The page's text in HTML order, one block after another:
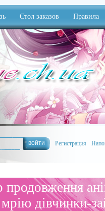
Стол заказов Правила
Регистрация
дівчинки-